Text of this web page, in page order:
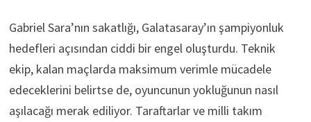
Gabriel Sara’nın sakatlığı, Galatasaray’ın şampiyonluk
hedefleri açısından ciddi bir engel oluşturdu. Teknik
ekip, kalan maçlarda maksimum verimle mücadele
edeceklerini belirtse de, oyuncunun yokluğunun nasıl
aşılacağı merak ediliyor. Taraftarlar ve milli takım